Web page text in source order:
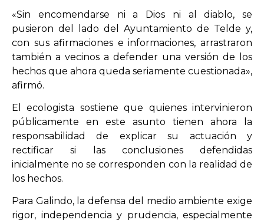
«Sin encomendarse ni a Dios ni al diablo, se
pusieron del lado del Ayuntamiento de Telde y,
con sus afirmaciones e informaciones, arrastraron
también a vecinos a defender una versión de los
hechos que ahora queda seriamente cuestionada»,
afirmó.
El ecologista sostiene que quienes intervinieron
públicamente en este asunto tienen ahora la
responsabilidad de explicar su actuación y
rectificar si las conclusiones defendidas
inicialmente no se corresponden con la realidad de
los hechos.
Para Galindo, la defensa del medio ambiente exige
rigor, independencia y prudencia, especialmente